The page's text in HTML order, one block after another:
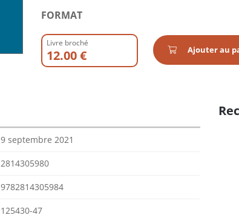
FORMAT
Livre broché
12.00 € Ajouter au
9 septembre 2021
2814305980
9782814305984
125430-47